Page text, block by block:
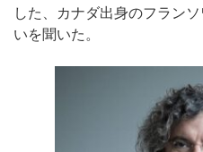
した、カナダ出身のフラン
いを聞いた。